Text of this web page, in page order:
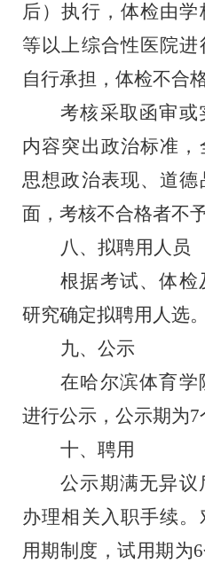
后）执行，体检由学
等以上综合性医院
自行承担，体检不合
考核采取函审或
内容突出政治标准
思想政治表现、道
面 ， 考核不合格者不
八、拟聘用人员
根据考试、体检
研究确定拟聘用人选。
九、公示
在哈尔滨体育学
进行公示，公示期为7
十、 聘用
公示期满无异议
办理相关入职手续
用期制度，试用期为6